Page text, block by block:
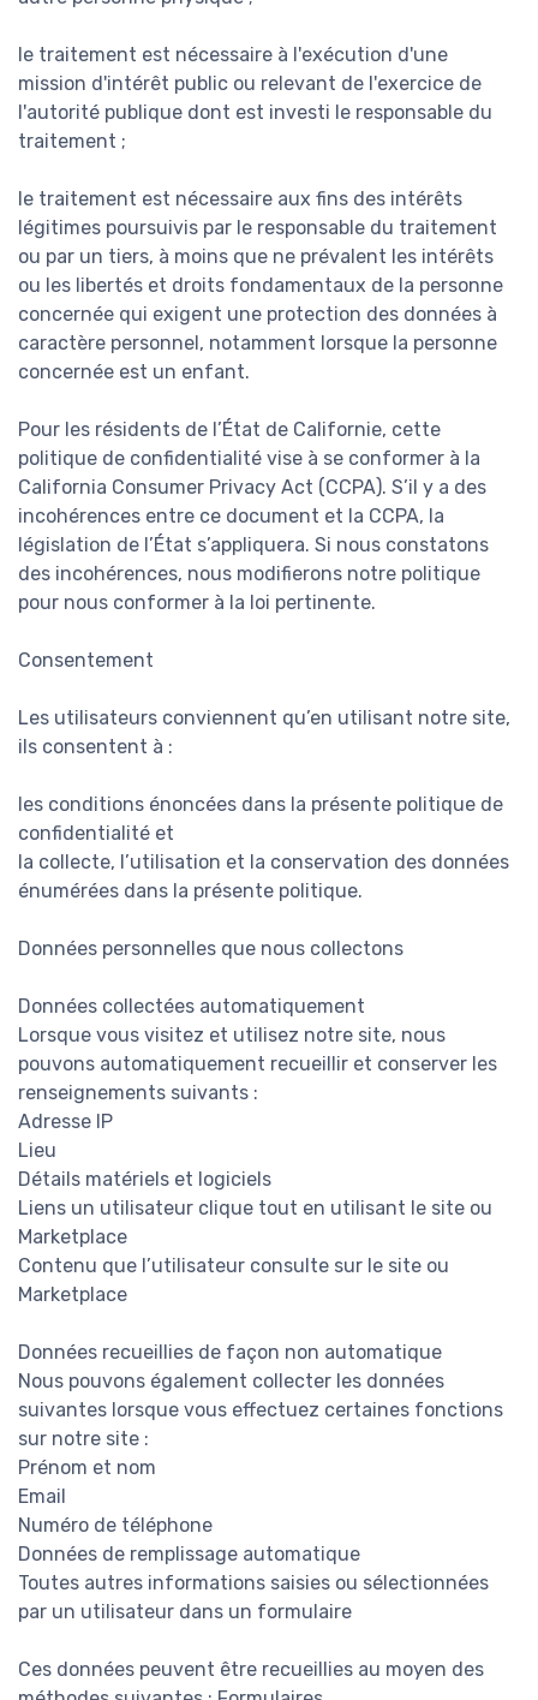
le traitement est nécessaire à l'exécution d'une
mission d'intérêt public ou relevant de l'exercice de
l'autorité publique dont est investi le responsable du
traitement ;
le traitement est nécessaire aux fins des intérêts
légitimes poursuivis par le responsable du traitement
ou par un tiers, à moins que ne prévalent les intérêts
ou les libertés et droits fondamentaux de la personne
concernée qui exigent une protection des données à
caractère personnel, notamment lorsque la personne
concernée est un enfant.
Pour les résidents de l’État de Californie, cette
politique de confidentialité vise à se conformer à la
California Consumer Privacy Act (CCPA). S’il y a des
incohérences entre ce document et la CCPA, la
législation de l’État s’appliquera. Si nous constatons
des incohérences, nous modifierons notre politique
pour nous conformer à la loi pertinente.
Consentement
Les utilisateurs conviennent qu’en utilisant notre site,
ils consentent à :
les conditions énoncées dans la présente politique de
confidentialité et
la collecte, l’utilisation et la conservation des données
énumérées dans la présente politique.
Données personnelles que nous collectons
Données collectées automatiquement
Lorsque vous visitez et utilisez notre site, nous
pouvons automatiquement recueillir et conserver les
renseignements suivants :
Adresse IP
Lieu
Détails matériels et logiciels
Liens un utilisateur clique tout en utilisant le site ou
Marketplace
Contenu que l’utilisateur consulte sur le site ou
Marketplace
Données recueillies de façon non automatique
Nous pouvons également collecter les données
suivantes lorsque vous effectuez certaines fonctions
sur notre site :
Prénom et nom
Email
Numéro de téléphone
Données de remplissage automatique
Toutes autres informations saisies ou sélectionnées
par un utilisateur dans un formulaire
Ces données peuvent être recueillies au moyen des